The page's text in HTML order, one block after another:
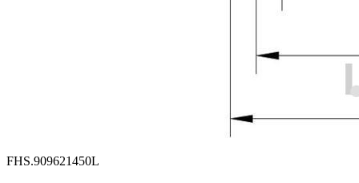
FHS.909621450L